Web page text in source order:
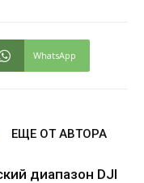
WhatsApp
ЕЩЕ ОТ АВТОРА
диапазон DJI